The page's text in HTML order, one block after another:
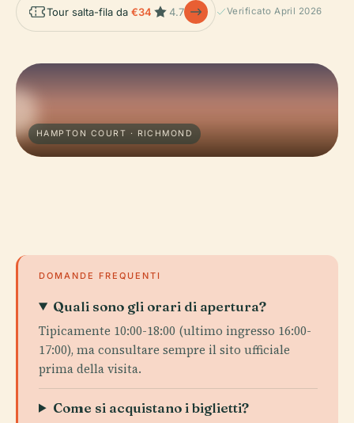
Tour salta-fila da €34 4.7 Verificato April 2026
HAMPTON COURT · RICHMOND
DOMANDE FREQUENTI
Quali sono gli orari di apertura?
Tipicamente 10:00-18:00 (ultimo ingresso 16:00-
17:00), ma consultare sempre il sito ufficiale
prima della visita.
Come si acquistano i biglietti?